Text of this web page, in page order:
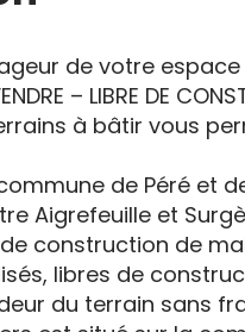
de votre
– LIBRE DE
à bâtir vous
de Péré et
Aigrefeuille et
construction de
libres de
du terrain sans